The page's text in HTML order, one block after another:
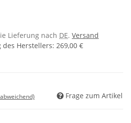
Lieferung nach DE. Versand
Herstellers: 269,00 €
Frage zum Artikel